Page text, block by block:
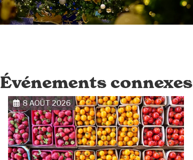
Événements connexes
8 AOÛT 2026